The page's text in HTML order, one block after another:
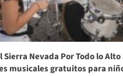
Sierra Nevada Por Todo lo
musicales gratuitos para